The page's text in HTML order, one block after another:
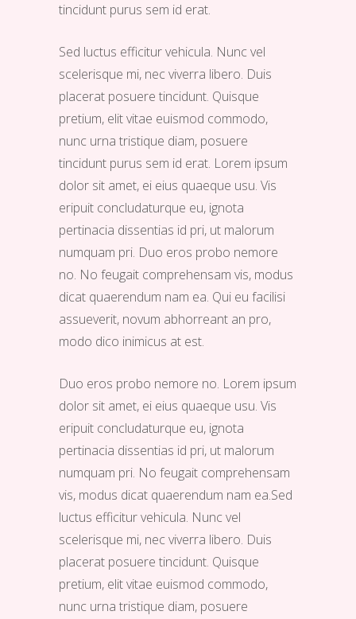
tincidunt purus sem id erat.
Sed luctus efficitur vehicula. Nunc vel
scelerisque mi, nec viverra libero. Duis
placerat posuere tincidunt. Quisque
pretium, elit vitae euismod commodo,
nunc urna tristique diam, posuere
tincidunt purus sem id erat. Lorem ipsum
dolor sit amet, ei eius quaeque usu. Vis
eripuit concludaturque eu, ignota
pertinacia dissentias id pri, ut malorum
numquam pri. Duo eros probo nemore
no. No feugait comprehensam vis, modus
dicat quaerendum nam ea. Qui eu facilisi
assueverit, novum abhorreant an pro,
modo dico inimicus at est.
Duo eros probo nemore no. Lorem ipsum
dolor sit amet, ei eius quaeque usu. Vis
eripuit concludaturque eu, ignota
pertinacia dissentias id pri, ut malorum
numquam pri. No feugait comprehensam
vis, modus dicat quaerendum nam ea.Sed
luctus efficitur vehicula. Nunc vel
scelerisque mi, nec viverra libero. Duis
placerat posuere tincidunt. Quisque
pretium, elit vitae euismod commodo,
nunc urna tristique diam, posuere